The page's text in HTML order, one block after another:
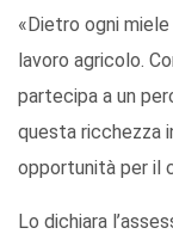
«Dietro ogni
lavoro agricolo.
partecipa a un
questa ricchezza
opportunità per il
Lo dichiara